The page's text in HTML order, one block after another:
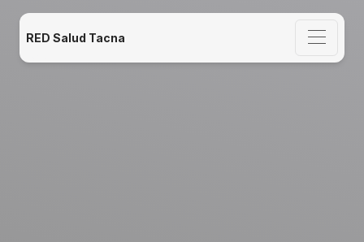
RED Salud Tacna